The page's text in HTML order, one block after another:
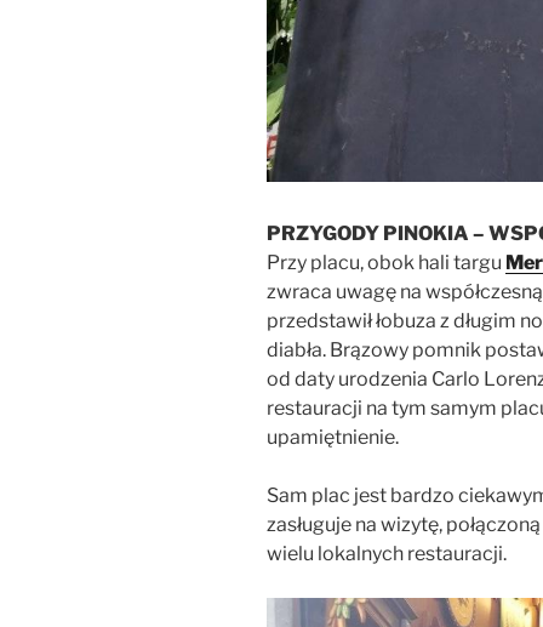
PRZYGODY PINOKIA –
Przy placu, obok hali targu
zwraca uwagę na
przedstawił łobuza z długim
diabła. Brązowy pomnik
od daty urodzenia Carlo
restauracji na tym samym
upamiętnienie.
Sam plac jest bardzo
zasługuje na wizytę,
wielu lokalnych restauracji.